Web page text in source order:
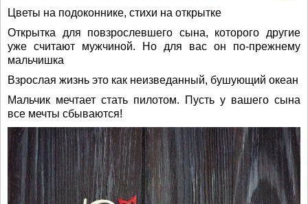
Цветы на подоконнике, стихи на открытке
Открытка для повзрослевшего сына, которого другие
уже считают мужчиной. Но для вас он по-прежнему
мальчишка
Взрослая жизнь это как неизведанный, бушующий океан
Мальчик мечтает стать пилотом. Пусть у вашего сына
все мечты сбываются!